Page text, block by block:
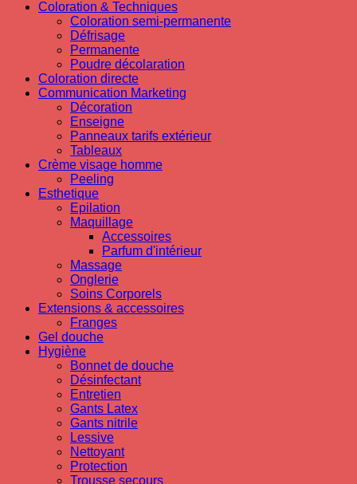
Coloration & Techniques
Coloration semi-permanente
Défrisage
Permanente
Poudre décolaration
Coloration directe
Communication Marketing
Décoration
Enseigne
Panneaux tarifs extérieur
Tableaux
Crème visage homme
Peeling
Esthetique
Epilation
Maquillage
Accessoires
Parfum d'intérieur
Massage
Onglerie
Soins Corporels
Extensions & accessoires
Franges
Gel douche
Hygiène
Bonnet de douche
Désinfectant
Entretien
Gants Latex
Gants nitrile
Lessive
Nettoyant
Protection
Trousse secours